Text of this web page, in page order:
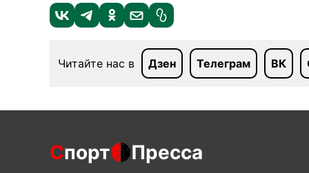
Читайте нас в Дзен Телеграм ВК
Спорт Пресса